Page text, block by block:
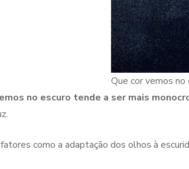
Que cor vemos no
no escuro tende a ser mais
como a adaptação dos olhos à